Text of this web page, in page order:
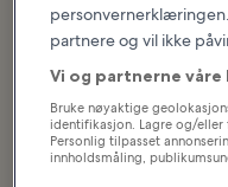
Etter 10
partnere og vil ikke
Vi og partnerne
Bruke nøyaktige
identifikasjon. Lagre og/
Personlig tilpasset
innholdsmåling,